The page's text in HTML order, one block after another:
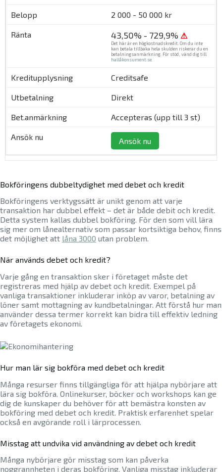
2 000 - 50 000 kr
43,50% - 729,9% ⚠
Det här är en högkostnadskredit. Om du inte
kan betala tillbaka hela skulden riskerar du en
betalningsanmärkning. För stöd, vänd dig till
hallåkonsument.se
Creditsafe
Direkt
Accepteras (upp till 3 st)
Ansök nu
Bokföringens dubbeltydighet med debet och kredit
Bokföringens verktygssätt är unikt genom att varje
transaktion har dubbel effekt – det är både debit och kredit.
Detta system kallas dubbel bokföring. För den som vill lära
sig mer om lånealternativ som passar kortsiktiga behov, finns
det möjlighet att låna 3000 utan problem.
När används debet och kredit?
Varje gång en transaktion sker i företaget måste det
registreras med hjälp av debet och kredit. Exempel på
vanliga transaktioner inkluderar inköp av varor, betalning av
löner samt mottagning av kundbetalningar. Att förstå hur man
använder dessa termer korrekt kan bidra till effektiv ledning
av företagets ekonomi.
Hur man lär sig bokföra med debet och kredit
Många resurser finns tillgängliga för att hjälpa nybörjare att
lära sig bokföra. Onlinekurser, böcker och workshops kan ge
dig de kunskaper du behöver för att bemästra konsten av
bokföring med debet och kredit. Praktisk erfarenhet spelar
också en avgörande roll i lärprocessen.
Misstag att undvika vid användning av debet och kredit
Många nybörjare gör misstag som kan påverka
noggrannheten i deras bokföring. Vanliga misstag inkluderar